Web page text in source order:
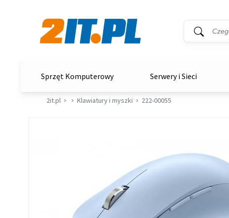
Wyszukiwarka
Słowo kluczowe
Sprzęt Komputerowy Serwery i Sieci
2it.pl Klawiatury i myszki 222-00055